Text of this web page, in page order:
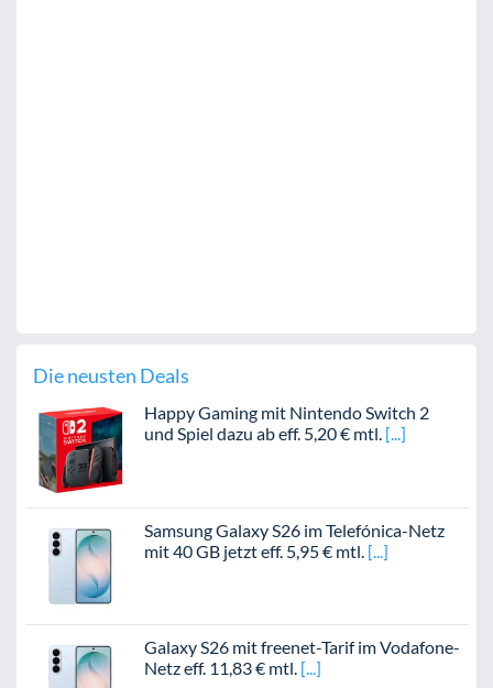
Die neusten Deals
Happy Gaming mit Nintendo Switch 2
und Spiel dazu ab eff. 5,20 € mtl.
Samsung Galaxy S26 im Telefónica-Netz
mit 40 GB jetzt eff. 5,95 € mtl.
Galaxy S26 mit freenet-Tarif im Vodafone-
Netz eff. 11,83 € mtl.